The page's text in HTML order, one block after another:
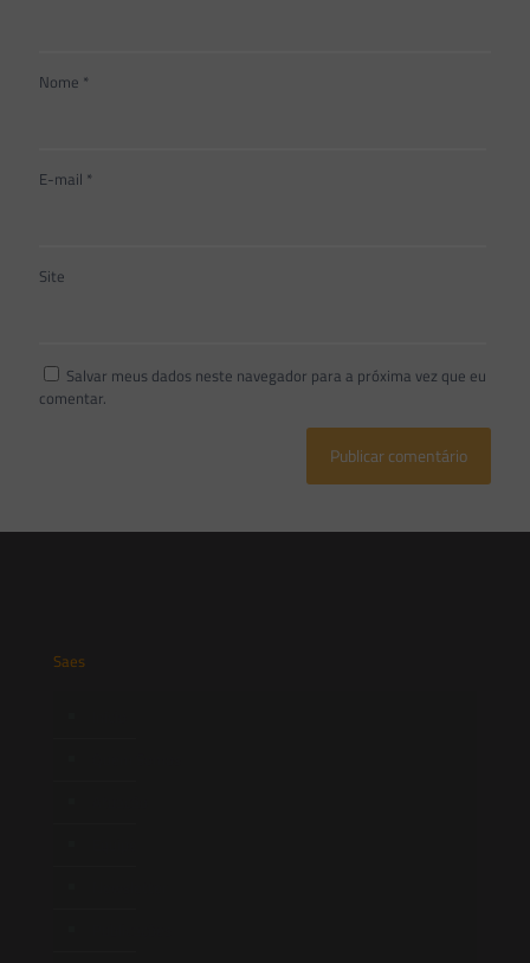
Nome *
E-mail *
Site
Salvar meus dados neste navegador para a próxima vez que eu
comentar.
Saes